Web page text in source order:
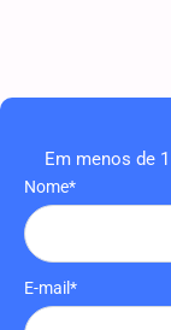
O que você procura?
Coworking
Espaço